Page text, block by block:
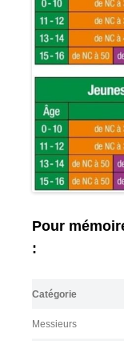
Pour
:
Catégorie
Messieurs